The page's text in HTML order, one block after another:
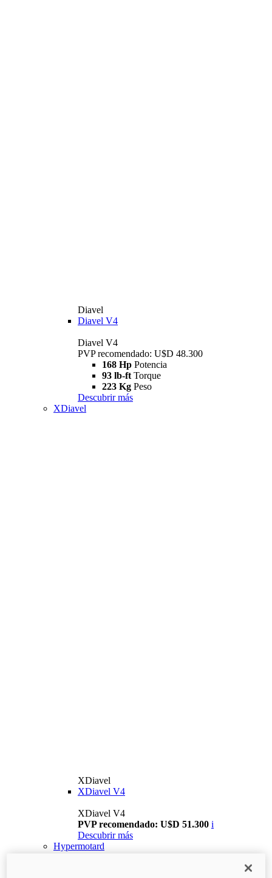
Diavel
Diavel V4
Diavel V4
PVP recomendado: U$D 48.300
168 Hp Potencia
93 lb-ft Torque
223 Kg Peso
Descubrir más
XDiavel
XDiavel
XDiavel V4
XDiavel V4
PVP recomendado: U$D 51.300 i
Descubrir más
Hypermotard